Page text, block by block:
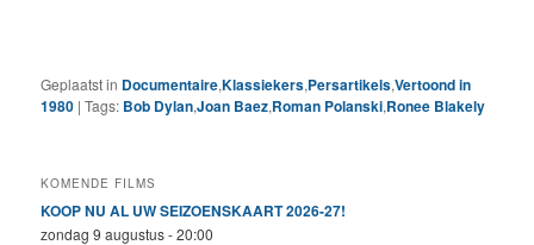
Geplaatst in Documentaire,Klassiekers,Persartikels,Vertoond in
1980 |Tags: Bob Dylan,Joan Baez,Roman Polanski,Ronee Blakely
KOMENDE FILMS
KOOP NU AL UW SEIZOENSKAART 2026-27!
zondag 9 augustus - 20:00